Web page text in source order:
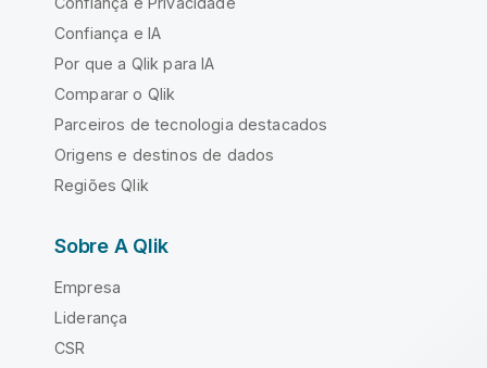
Confiança e IA
Por que a Qlik para IA
Comparar o Qlik
Parceiros de tecnologia destacados
Origens e destinos de dados
Regiões Qlik
Sobre A Qlik
Empresa
Liderança
CSR